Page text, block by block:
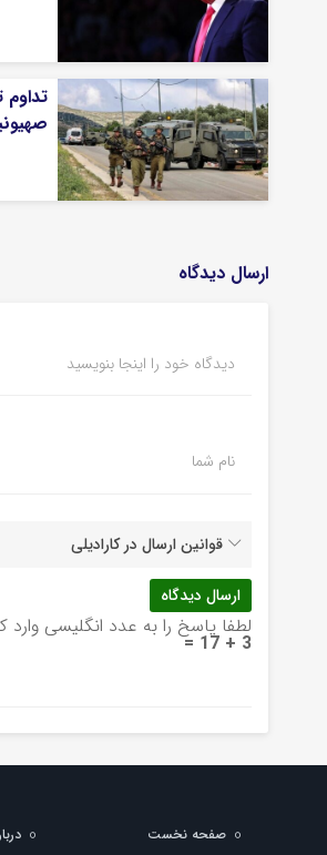
تداوم
ارسال دیدگاه
دیدگاه خود را اینجا بنویسید
نام شما
قوانین ارسال در کارادیلی
لطفا پاسخ را به عدد انگلیسی وارد
3 + 17 =
صفحه نخست